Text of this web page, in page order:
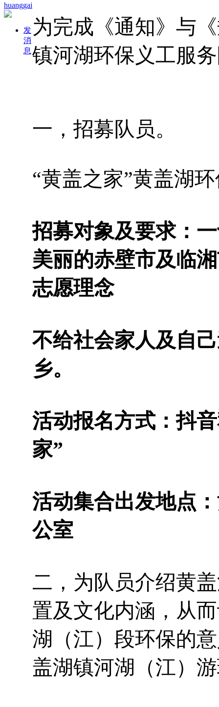
huanggai
发
消
息
为完成《通知》与
镇河湖环保义工服
一，招募队员。
“黄盖之家”黄盖湖
招募对象及要求：
美丽的赤壁市及临
志愿理念
不给社会家人及自
乡。
活动报名方式：抖
家”
活动集合出发地点
公室
二，为队员介绍黄
置及文化内涵，从
湖（江）段环保的
盖湖镇河湖（江）